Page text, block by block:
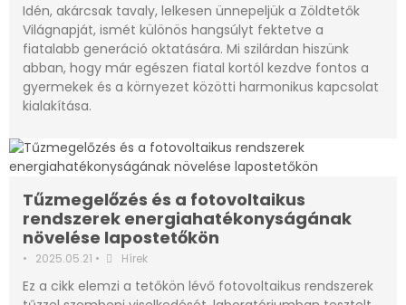
Idén, akárcsak tavaly, lelkesen ünnepeljük a Zöldtetők
Világnapját, ismét különös hangsúlyt fektetve a
fiatalabb generáció oktatására. Mi szilárdan hiszünk
abban, hogy már egészen fiatal kortól kezdve fontos a
gyermekek és a környezet közötti harmonikus kapcsolat
kialakítása.
Tűzmegelőzés és a fotovoltaikus
rendszerek energiahatékonyságának
növelése lapostetőkön
• 2025.05.21 • Hírek
Ez a cikk elemzi a tetőkön lévő fotovoltaikus rendszerek